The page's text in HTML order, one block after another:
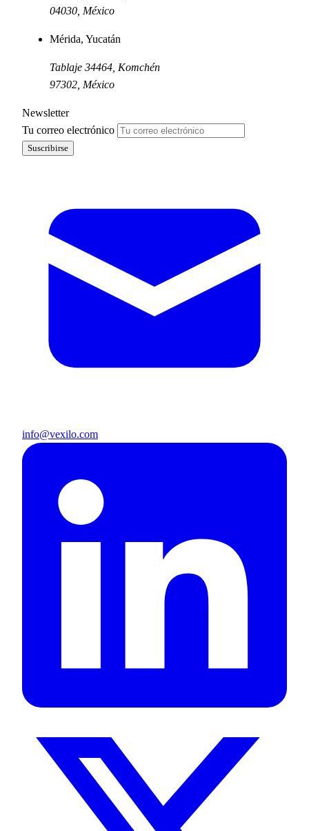
04030 México
Mérida, Yucatán
Tablaje 34464, Komchén
97302 México
Newsletter
Tu correo electrónico
Suscribirse
info@vexilo.com